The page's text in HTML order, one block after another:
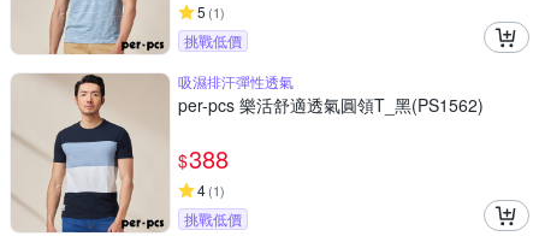
5 (1)
挑戰低價
吸濕排汗彈性透氣
per-pcs 樂活舒適透氣圓領T_黑(PS1562)
$388
4(1)
挑戰低價